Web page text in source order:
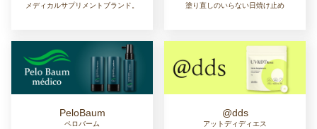
メディカルサプリメントブランド。
塗り直しのいらない日焼け止め
PeloBaum
ペロバーム
@dds
アットディディエス